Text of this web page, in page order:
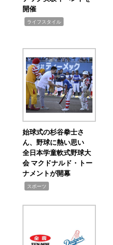
開催
ライフスタイル
始球式の杉谷拳士さ
ん、野球に熱い思い
全日本学童軟式野球大
会 マクドナルド・トー
ナメントが開幕
スポーツ